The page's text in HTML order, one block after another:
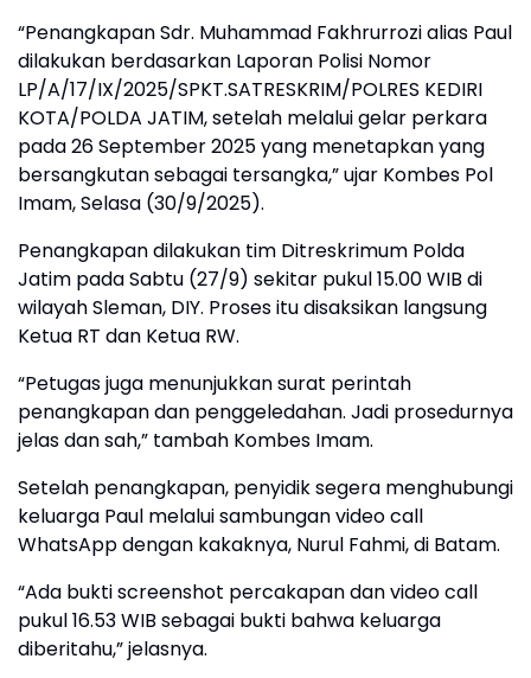
“Penangkapan Sdr. Muhammad Fakhrurrozi alias Paul
dilakukan berdasarkan Laporan Polisi Nomor
LP/A/17/IX/2025/SPKT.SATRESKRIM/POLRES KEDIRI
KOTA/POLDA JATIM, setelah melalui gelar perkara
pada 26 September 2025 yang menetapkan yang
bersangkutan sebagai tersangka,” ujar Kombes Pol
Imam, Selasa (30/9/2025).
Penangkapan dilakukan tim Ditreskrimum Polda
Jatim pada Sabtu (27/9) sekitar pukul 15.00 WIB di
wilayah Sleman, DIY. Proses itu disaksikan langsung
Ketua RT dan Ketua RW.
“Petugas juga menunjukkan surat perintah
penangkapan dan penggeledahan. Jadi prosedurnya
jelas dan sah,” tambah Kombes Imam.
Setelah penangkapan, penyidik segera menghubungi
keluarga Paul melalui sambungan video call
WhatsApp dengan kakaknya, Nurul Fahmi, di Batam.
“Ada bukti screenshot percakapan dan video call
pukul 16.53 WIB sebagai bukti bahwa keluarga
diberitahu,” jelasnya.